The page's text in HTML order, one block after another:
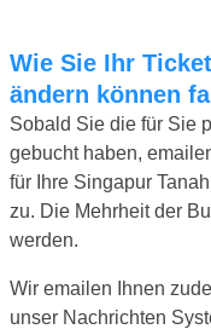
Wie Sie Ihr Ticket erhalten und wie Sie etwas
ändern können
Sobald Sie die für Sie
gebucht haben,
für Ihre Singapur
zu. Die Mehrheit der
werden.
Wir emailen Ihnen
unser Nachrichten